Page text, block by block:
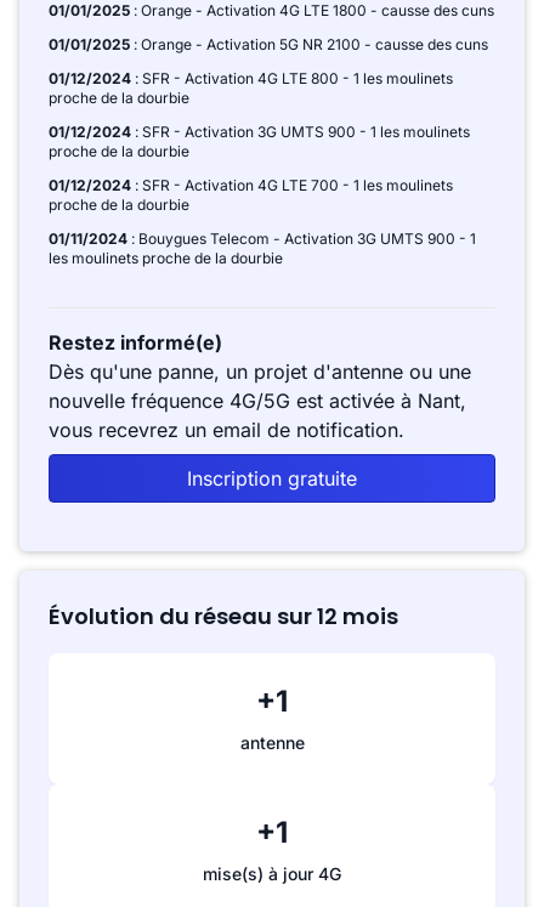
01/01/2025 : Orange - Activation 4G LTE 1800 - causse des cuns
01/01/2025 : Orange - Activation 5G NR 2100 - causse des cuns
01/12/2024 : SFR - Activation 4G LTE 800 - 1 les moulinets
proche de la dourbie
01/12/2024 : SFR - Activation 3G UMTS 900 - 1 les moulinets
proche de la dourbie
01/12/2024 : SFR - Activation 4G LTE 700 - 1 les moulinets
proche de la dourbie
01/11/2024 : Bouygues Telecom - Activation 3G UMTS 900 - 1
les moulinets proche de la dourbie
Restez informé(e)
Dès qu'une panne, un projet d'antenne ou une
nouvelle fréquence 4G/5G est activée à Nant,
vous recevrez un email de notification.
Inscription gratuite
Évolution du réseau sur 12 mois
+1
antenne
+1
mise(s) à jour 4G